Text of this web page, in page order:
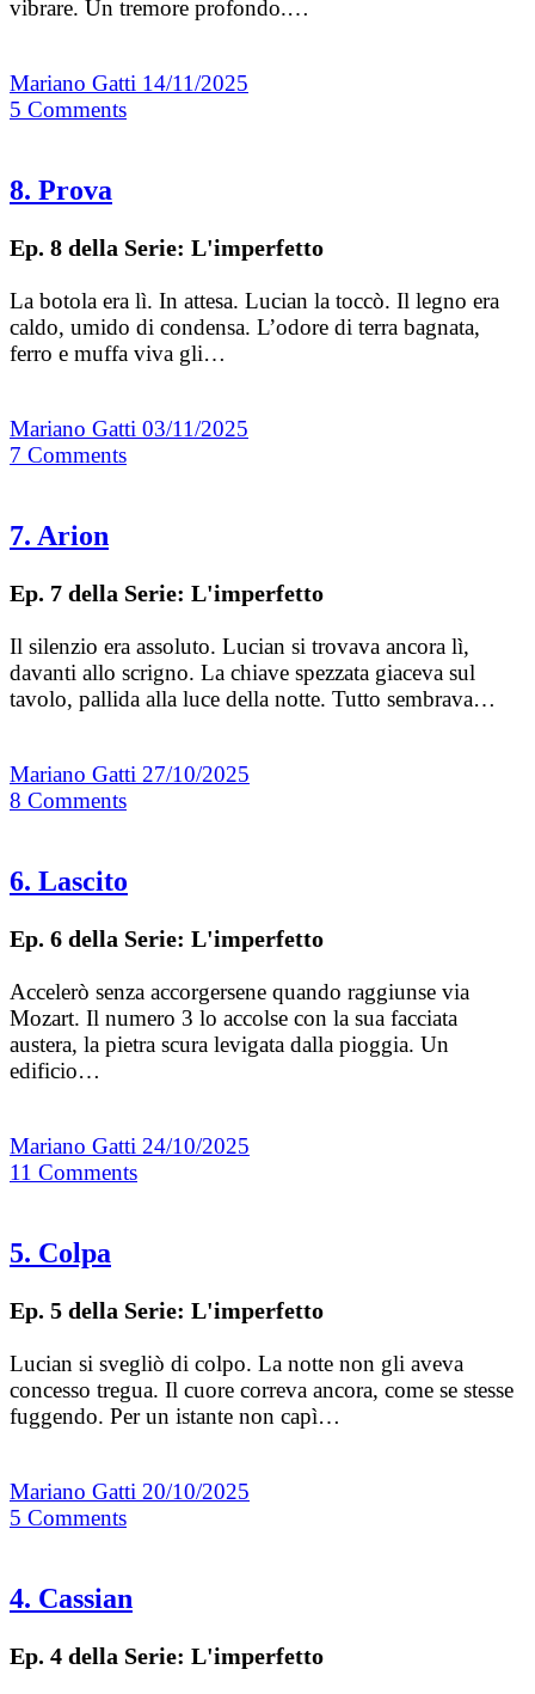
vibrare. Un tremore profondo.…
Mariano Gatti 14/11/2025
5 Comments
8. Prova
Ep. 8 della Serie: L'imperfetto
La botola era lì. In attesa. Lucian la toccò. Il legno era
caldo, umido di condensa. L’odore di terra bagnata,
ferro e muffa viva gli…
Mariano Gatti 03/11/2025
7 Comments
7. Arion
Ep. 7 della Serie: L'imperfetto
Il silenzio era assoluto. Lucian si trovava ancora lì,
davanti allo scrigno. La chiave spezzata giaceva sul
tavolo, pallida alla luce della notte. Tutto sembrava…
Mariano Gatti 27/10/2025
8 Comments
6. Lascito
Ep. 6 della Serie: L'imperfetto
Accelerò senza accorgersene quando raggiunse via
Mozart. Il numero 3 lo accolse con la sua facciata
austera, la pietra scura levigata dalla pioggia. Un
edificio…
Mariano Gatti 24/10/2025
11 Comments
5. Colpa
Ep. 5 della Serie: L'imperfetto
Lucian si svegliò di colpo. La notte non gli aveva
concesso tregua. Il cuore correva ancora, come se stesse
fuggendo. Per un istante non capì…
Mariano Gatti 20/10/2025
5 Comments
4. Cassian
Ep. 4 della Serie: L'imperfetto